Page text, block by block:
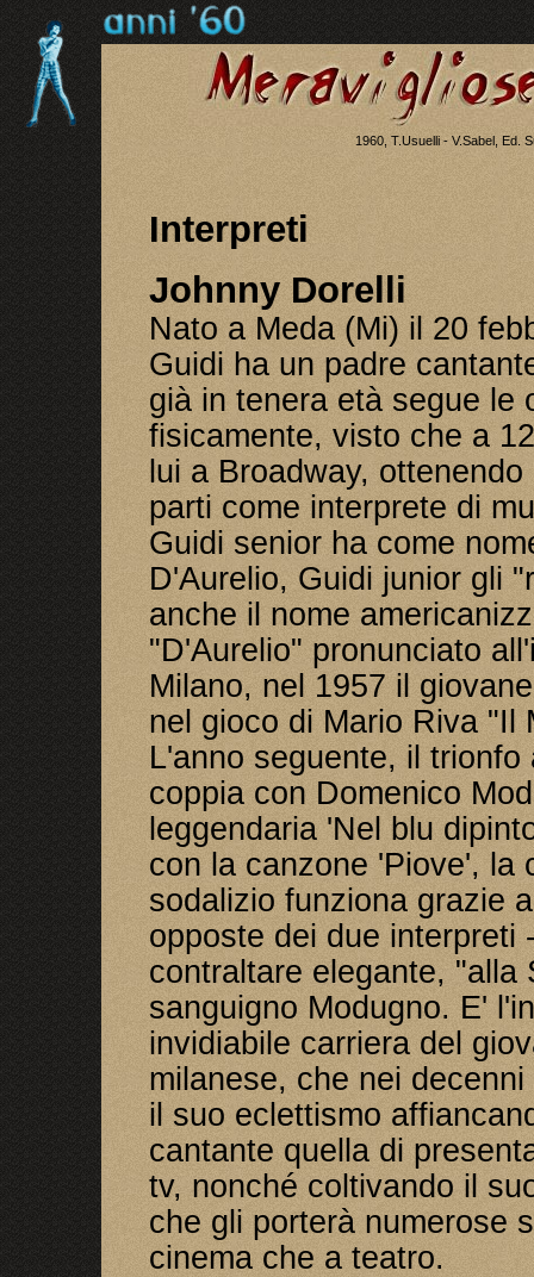
1960, T.Usuelli - V.Sabel, Ed.
Interpreti
Johnny Dorelli
Nato a Meda (Mi) il 20
Guidi ha un padre
già in tenera età segue le
fisicamente, visto che a
lui a Broadway,
parti come interprete di
Guidi senior ha come
D'Aurelio, Guidi junior gli
anche il nome
"D'Aurelio" pronunciato
Milano, nel 1957 il
nel gioco di Mario Riva "Il
L'anno seguente, il trionfo
coppia con Domenico
leggendaria 'Nel blu
con la canzone 'Piove', la
sodalizio funziona grazie
opposte dei due interpreti
contraltare elegante, "alla
sanguigno Modugno. E'
invidiabile carriera del
milanese, che nei
il suo eclettismo
cantante quella di
tv, nonché coltivando il
che gli porterà numerose
cinema che a teatro.